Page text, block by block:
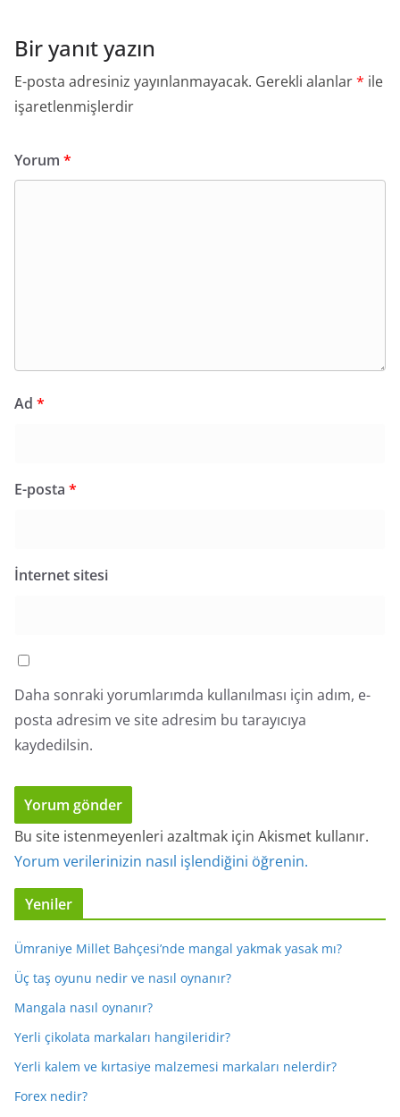
Bir yanıt yazın
E-posta adresiniz yayınlanmayacak. Gerekli alanlar* ile
işaretlenmişlerdir
Yorum *
Ad *
E-posta *
İnternet sitesi
Daha sonraki yorumlarımda kullanılması için adım, e-
posta adresim ve site adresim bu tarayıcıya
kaydedilsin.
Bu site istenmeyenleri azaltmak için Akismet kullanır.
Yorum verilerinizin nasıl işlendiğini öğrenin.
Yeniler
Ümraniye Millet Bahçesi’nde mangal yakmak yasak mı?
Üç taş oyunu nedir ve nasıl oynanır?
Mangala nasıl oynanır?
Yerli çikolata markaları hangileridir?
Yerli kalem ve kırtasiye malzemesi markaları nelerdir?
Forex nedir?